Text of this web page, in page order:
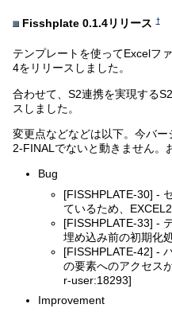
Fisshplate 0.1.4リリース †
テンプレートを使ってExcelフ
4をリリースしました。
合わせて、S2連携を実現する
スしました。
変更点などなどは以下。今バー
2-FINALでないと動きません。
Bug
[FISSHPLATE-30] -
ているため、
[FISSHPLATE-33] -
埋め込み前の初期化
[FISSHPLATE-42] -
の要素へのアクセス
r-user:18293]
Improvement